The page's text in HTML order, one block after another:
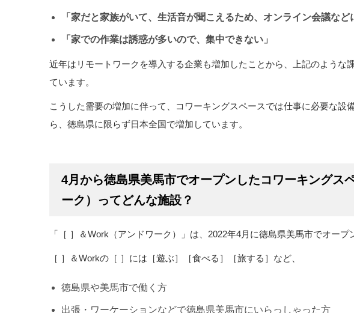
「家だと家族がいて、生活音が聞こえるため、オンライン会議など
「家での作業は誘惑が多いので、集中できない」
近年はリモートワークを導入する企業も増加したことから、上記のような
ています。
こうした需要の増加に伴って、コワーキングスペースでは仕事に必要な設
ら、徳島県に限らず日本全国で増加しています。
4月から徳島県美馬市でオープンしたコワーキングス
ーク）ってどんな施設？
「［ ］＆Work（アンドワーク）」は、2022年4月に徳島県美馬市でオープ
［ ］＆Workの［ ］には［遊ぶ］［食べる］［旅する］など、
徳島県や美馬市で働く方
出張・ワーケーションなどで徳島県美馬市にいらっしゃった方